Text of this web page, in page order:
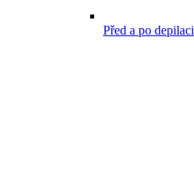
Před a po depilaci